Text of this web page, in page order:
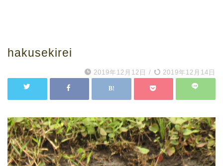
hakusekirei
2019年12月12日 / 2019年12月14日